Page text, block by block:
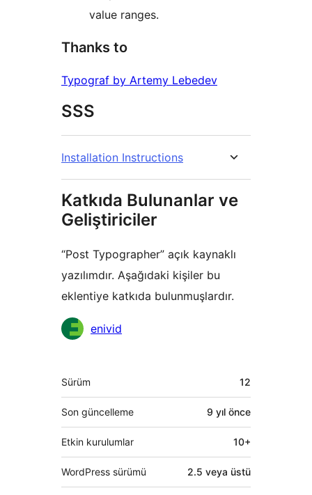
value ranges.
Thanks to
Typograf by Artemy Lebedev
SSS
Installation Instructions
Katkıda Bulunanlar ve
Geliştiriciler
“Post Typographer” açık kaynaklı
yazılımdır. Aşağıdaki kişiler bu
eklentiye katkıda bulunmuşlardır.
Katkıdaenivid
Meta
Sürüm 12
Son güncelleme 9 yıl önce
Etkin kurulumlar 10+
WordPress sürümü 2.5 veya üstü